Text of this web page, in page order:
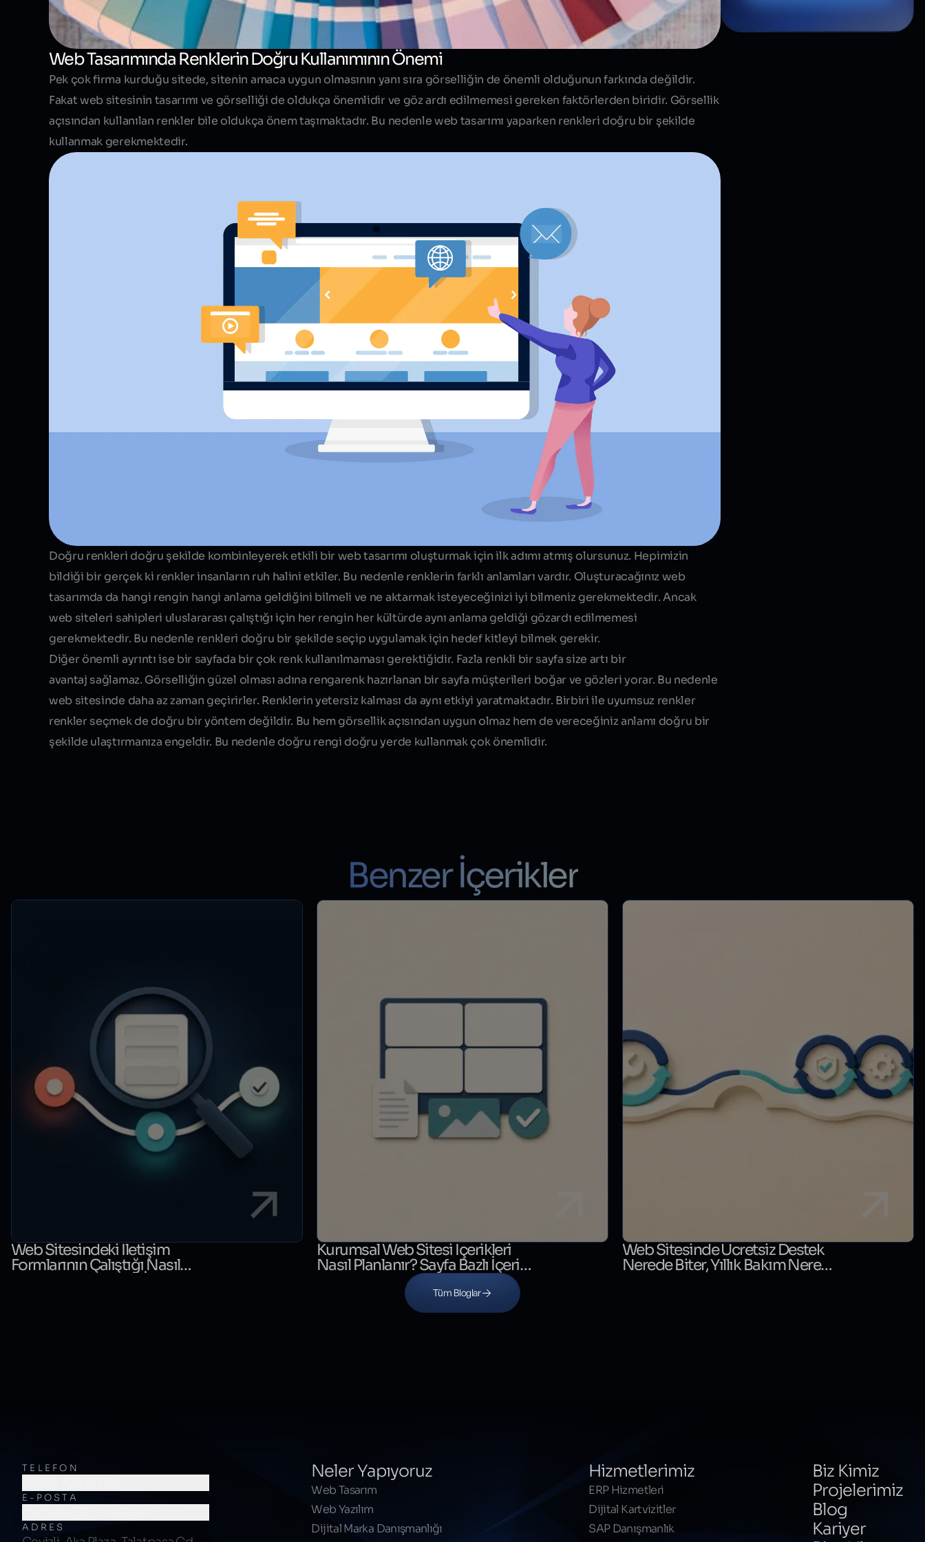
Web Tasarımında Renklerin Doğru Kullanımının Önemi
Pek çok firma kurduğu sitede, sitenin amaca uygun olmasının yanı sıra görselliğin de önemli olduğunun farkında değildir.
Fakat web sitesinin tasarımı ve görselliği de oldukça önemlidir ve göz ardı edilmemesi gereken faktörlerden biridir. Görsellik
açısından kullanılan renkler bile oldukça önem taşımaktadır. Bu nedenle web tasarımı yaparken renkleri doğru bir şekilde
kullanmak gerekmektedir.
Doğru renkleri doğru şekilde kombinleyerek etkili bir web tasarımı oluşturmak için ilk adımı atmış olursunuz. Hepimizin
bildiği bir gerçek ki renkler insanların ruh halini etkiler. Bu nedenle renklerin farklı anlamları vardır. Oluşturacağınız web
tasarımda da hangi rengin hangi anlama geldiğini bilmeli ve ne aktarmak isteyeceğinizi iyi bilmeniz gerekmektedir. Ancak
web siteleri sahipleri uluslararası çalıştığı için her rengin her kültürde aynı anlama geldiği gözardı edilmemesi
gerekmektedir. Bu nedenle renkleri doğru bir şekilde seçip uygulamak için hedef kitleyi bilmek gerekir.
Diğer önemli ayrıntı ise bir sayfada bir çok renk kullanılmaması gerektiğidir. Fazla renkli bir sayfa size artı bir
avantaj sağlamaz. Görselliğin güzel olması adına rengarenk hazırlanan bir sayfa müşterileri boğar ve gözleri yorar. Bu nedenle
web sitesinde daha az zaman geçirirler. Renklerin yetersiz kalması da aynı etkiyi yaratmaktadır. Birbiri ile uyumsuz renkler
renkler seçmek de doğru bir yöntem değildir. Bu hem görsellik açısından uygun olmaz hem de vereceğiniz anlamı doğru bir
şekilde ulaştırmanıza engeldir. Bu nedenle doğru rengi doğru yerde kullanmak çok önemlidir.
Benzer İçerikler
Web Sitesindeki İletişim
Formlarının Çalıştığı Nasıl
Kurumsal Web Sitesi İçerikleri
Nasıl Planlanır? Sayfa Bazlı İçerik
Web Sitesinde Ücretsiz Destek
Nerede Biter, Yıllık Bakım Nerede
Tüm Bloglar
TELEFON
E-POSTA
ADRES
Neler Yapıyoruz
Web Tasarım
Web Yazılım
Dijital Marka Danışmanlığı
Hizmetlerimiz
ERP Hizmetleri
Dijital Kartvizitler
SAP Danışmanlık
Biz Kimiz
Projelerimiz
Blog
Kariyer